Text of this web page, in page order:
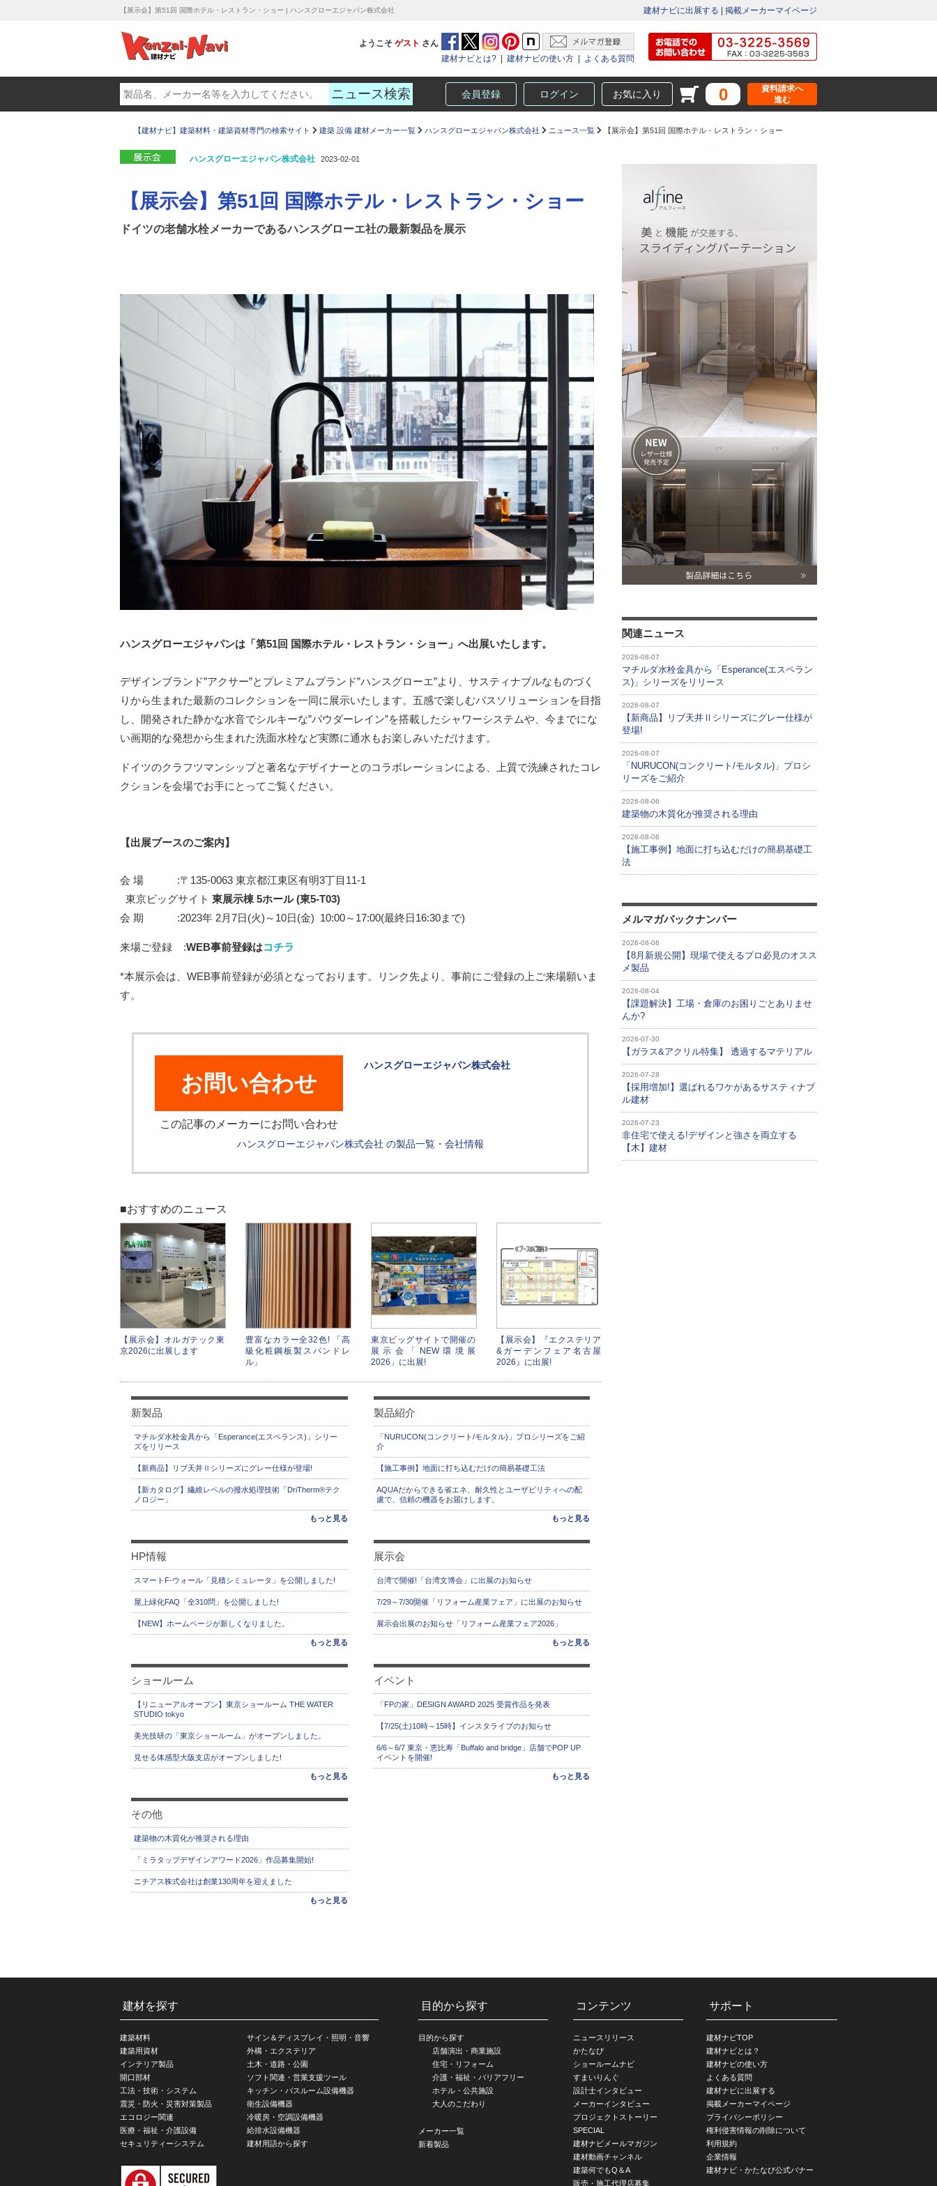
【展示会】第51回 国際ホテル・レストラン・ショー | ハンスグローエジャパン株式会社 建材ナビに出展する 掲載メーカーマイページ
ようこそ ゲスト さん
建材ナビとは?
建材ナビの使い方 よくある質問
会員登録 ログイン お気に入り 0
資料請求へ
進む
【建材ナビ】建築材料・建築資材専門の検索サイト 建築 設備 建材メーカー一覧 ハンスグローエジャパン株式会社 ニュース一覧 【展示会】第51回 国際ホテル・レストラン・ショー
ハンスグローエジャパン株式会社 2023-02-01
【展示会】第51回 国際ホテル・レストラン・ショー
ドイツの老舗水栓メーカーであるハンスグローエ社の最新製品を展示
ハンスグローエジャパンは「第51回 国際ホテル・レストラン・ショー」へ出展いたします。
デザインブランド”アクサー”とプレミアムブランド”ハンスグローエ”より、サスティナブルなものづく
りから生まれた最新のコレクションを一同に展示いたします。五感で楽しむバスソリューションを目指
し、開発された静かな水音でシルキーな”パウダーレイン”を搭載したシャワーシステムや、今までにな
い画期的な発想から生まれた洗面水栓など実際に通水もお楽しみいただけます。
ドイツのクラフツマンシップと著名なデザイナーとのコラボレーションによる、上質で洗練されたコレ
クションを会場でお手にとってご覧ください。
【出展ブースのご案内】
会 場 :〒135-0063 東京都江東区有明3丁目11-1
東京ビッグサイト 東展示棟 5ホール (東5-T03)
会 期 :2023年 2月7日(火)～10日(金) 10:00～17:00(最終日16:30まで)
来場ご登録 :WEB事前登録はコチラ
*本展示会は、WEB事前登録が必須となっております。リンク先より、事前にご登録の上ご来場願いま
す。
お問い合わせ
この記事のメーカーにお問い合わせ
ハンスグローエジャパン株式会社
ハンスグローエジャパン株式会社 の製品一覧・会社情報
■おすすめのニュース
【展示会】オルガテック東
京2026に出展します
豊富なカラー全32色! 「高
級化粧鋼板製スパンドレ
ル」
東京ビッグサイトで開催の
展示会「NEW環境展
2026」に出展!
【展示会】『エクステリア
&ガーデンフェア名古屋
2026』に出展!
新製品
マチルダ水栓金具から「Esperance(エスペランス)」シリー
ズをリリース
【新商品】リブ天井Ⅱシリーズにグレー仕様が登場!
【新カタログ】繊維レベルの撥水処理技術「DriTherm®テク
ノロジー」
もっと見る
製品紹介
「NURUCON(コンクリート/モルタル)」プロシリーズをご紹
介
【施工事例】地面に打ち込むだけの簡易基礎工法
AQUAだからできる省エネ、耐久性とユーザビリティへの配
慮で、信頼の機器をお届けします。
もっと見る
HP情報
スマートF-ウォール「見積シミュレータ」を公開しました!
屋上緑化FAQ「全310問」を公開しました!
【NEW】ホームページが新しくなりました。
もっと見る
展示会
台湾で開催!「台湾文博会」に出展のお知らせ
7/29～7/30開催「リフォーム産業フェア」に出展のお知らせ
展示会出展のお知らせ「リフォーム産業フェア2026」
もっと見る
ショールーム
【リニューアルオープン】東京ショールーム THE WATER
STUDIO tokyo
美光技研の「東京ショールーム」がオープンしました。
見せる体感型大阪支店がオープンしました!
もっと見る
イベント
「FPの家」DESIGN AWARD 2025 受賞作品を発表
【7/25(土)10時～15時】インスタライブのお知らせ
6/6～6/7 東京・恵比寿「Buffalo and bridge」店舗でPOP UP
イベントを開催!
もっと見る
その他
建築物の木質化が推奨される理由
「ミラタップデザインアワード2026」作品募集開始!
ニチアス株式会社は創業130周年を迎えました
もっと見る
関連ニュース
2026-08-07
マチルダ水栓金具から「Esperance(エスペラン
ス)」シリーズをリリース
2026-08-07
【新商品】リブ天井Ⅱシリーズにグレー仕様が
登場!
2026-08-07
「NURUCON(コンクリート/モルタル)」プロシ
リーズをご紹介
2026-08-06
建築物の木質化が推奨される理由
2026-08-06
【施工事例】地面に打ち込むだけの簡易基礎工
法
メルマガバックナンバー
2026-08-06
【8月新規公開】現場で使えるプロ必見のオスス
メ製品
2026-08-04
【課題解決】工場・倉庫のお困りごとありませ
んか?
2026-07-30
【ガラス&アクリル特集】 透過するマテリアル
2026-07-28
【採用増加!】選ばれるワケがあるサスティナブ
ル建材
2026-07-23
非住宅で使える!デザインと強さを両立する
【木】建材
建材を探す
建築材料
建築用資材
インテリア製品
開口部材
工法・技術・システム
震災・防火・災害対策製品
エコロジー関連
医療・福祉・介護設備
セキュリティーシステム
サイン＆ディスプレイ・照明・音響
外構・エクステリア
土木・道路・公園
ソフト関連・営業支援ツール
キッチン・バスルーム設備機器
衛生設備機器
冷暖房・空調設備機器
給排水設備機器
建材用語から探す
目的から探す
目的から探す
店舗演出・商業施設
住宅・リフォーム
介護・福祉・バリアフリー
ホテル・公共施設
大人のこだわり
メーカー一覧
新着製品
コンテンツ
ニュースリリース
かたなび
ショールームナビ
すまいりんぐ
設計士インタビュー
メーカーインタビュー
プロジェクトストーリー
SPECIAL
建材ナビメールマガジン
建材動画チャンネル
建築何でもQ＆A
販売・施工代理店募集
サポート
建材ナビTOP
建材ナビとは？
建材ナビの使い方
よくある質問
建材ナビに出展する
掲載メーカーマイページ
プライバシーポリシー
権利侵害情報の削除について
利用規約
企業情報
建材ナビ・かたなび公式バナー